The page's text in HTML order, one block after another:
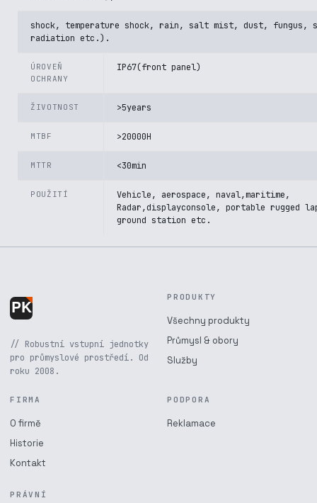
shock, temperature shock, rain, salt mist, dust, fungus,
radiation etc.).
ÚROVEŇ
OCHRANY
IP67(front panel)
ŽIVOTNOST >5years
MTBF >20000H
MTTR <30min
POUŽITÍ
Vehicle, aerospace, naval,maritime,
Radar,displayconsole, portable rugged
ground station etc.
// Robustní vstupní jednotky
pro průmyslové prostředí. Od
roku 2008.
PRODUKTY
Všechny produkty
Průmysl & obory
Služby
FIRMA
O firmě
Historie
Kontakt
PODPORA
Reklamace
PRÁVNÍ